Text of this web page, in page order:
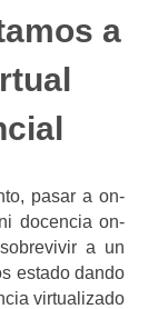
a
pasar a on-
docencia on-
a un
estado dando
virtualizado